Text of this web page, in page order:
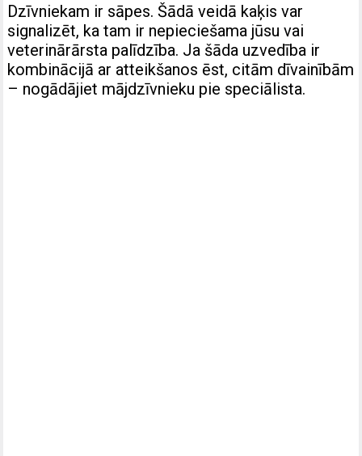
Dzīvniekam ir sāpes. Šādā veidā kaķis var
signalizēt, ka tam ir nepieciešama jūsu vai
veterinārārsta palīdzība. Ja šāda uzvedība ir
kombinācijā ar atteikšanos ēst, citām dīvainībām
– nogādājiet mājdzīvnieku pie speciālista.